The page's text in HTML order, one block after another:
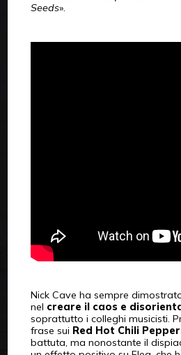
Seeds».
Nick Cave ha sempre
nel creare il caos e
soprattutto i colleghi musicisti.
frase sui Red Hot Chili
battuta, ma nonostante il